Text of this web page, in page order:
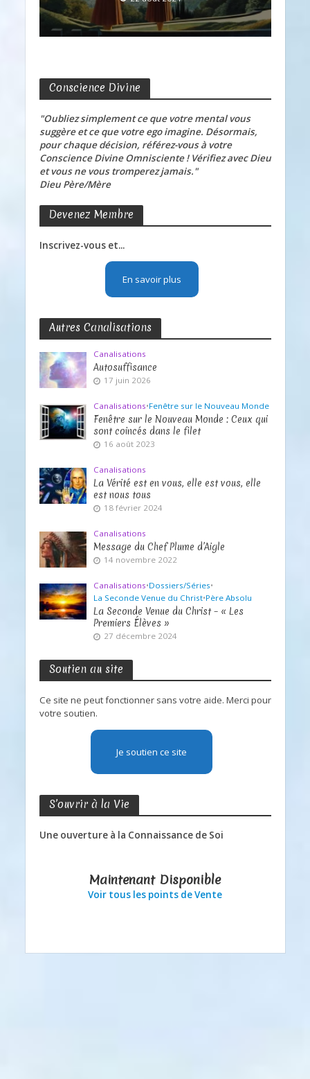
Conscience Divine
"Oubliez simplement ce que votre mental vous
suggère et ce que votre ego imagine. Désormais,
pour chaque décision, référez-vous à votre
Conscience Divine Omnisciente ! Vérifiez avec Dieu
et vous ne vous tromperez jamais."
Dieu Père/Mère
Devenez Membre
Inscrivez-vous et...
En savoir plus
Autres Canalisations
Canalisations
Autosuffisance
17 juin 2026
Canalisations•Fenêtre sur le Nouveau Monde
Fenêtre sur le Nouveau Monde : Ceux qui
sont coincés dans le filet
16 août 2023
Canalisations
La Vérité est en vous, elle est vous, elle
est nous tous
18 février 2024
Canalisations
Message du Chef Plume d’Aigle
14 novembre 2022
Canalisations•Dossiers/Séries•
La Seconde Venue du Christ•Père Absolu
La Seconde Venue du Christ – « Les
Premiers Élèves »
27 décembre 2024
Soutien au site
Ce site ne peut fonctionner sans votre aide. Merci pour
votre soutien.
Je soutien ce site
S’ouvrir à la Vie
Une ouverture à la Connaissance de Soi
Maintenant Disponible
Voir tous les points de Vente